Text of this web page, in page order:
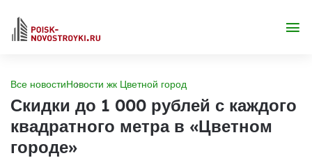
Все новостиНовости жк Цветной город
Скидки до 1 000 рублей с каждого
квадратного метра в «Цветном
городе»